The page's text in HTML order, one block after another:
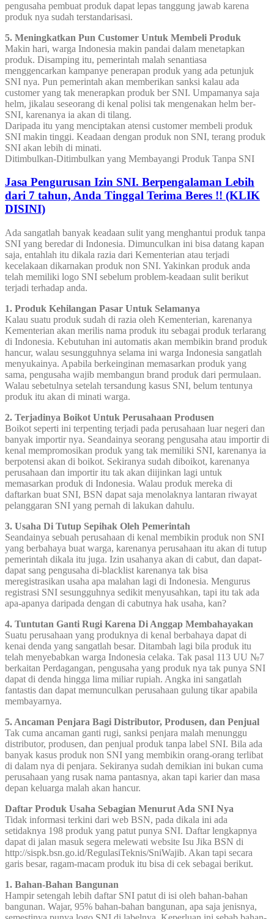
pengusaha pembuat produk dapat lepas tanggung jawab karena
produk nya sudah terstandarisasi.
5. Meningkatkan Pun Customer Untuk Membeli Produk
Makin hari, warga Indonesia makin pandai dalam menetapkan
produk. Disamping itu, pemerintah malah senantiasa
menggencarkan kampanye penerapan produk yang ada petunjuk
SNI nya. Pun pemerintah akan memberikan sanksi kalau ada
customer yang tak menerapkan produk ber SNI. Umpamanya saja
helm, jikalau seseorang di kenal polisi tak mengenakan helm ber-
SNI, karenanya ia akan di tilang.
Daripada itu yang menciptakan atensi customer membeli produk
SNI makin tinggi. Keadaan dengan produk non SNI, terang produk
SNI akan lebih di minati.
Ditimbulkan-Ditimbulkan yang Membayangi Produk Tanpa SNI
Jasa Pengurusan Izin SNI. Berpengalaman Lebih
dari 7 tahun, Anda Tinggal Terima Beres !! (KLIK
DISINI)
Ada sangatlah banyak keadaan sulit yang menghantui produk tanpa
SNI yang beredar di Indonesia. Dimunculkan ini bisa datang kapan
saja, entahlah itu dikala razia dari Kementerian atau terjadi
kecelakaan dikarnakan produk non SNI. Yakinkan produk anda
telah memiliki logo SNI sebelum problem-keadaan sulit berikut
terjadi terhadap anda.
1. Produk Kehilangan Pasar Untuk Selamanya
Kalau suatu produk sudah di razia oleh Kementerian, karenanya
Kementerian akan merilis nama produk itu sebagai produk terlarang
di Indonesia. Kebutuhan ini automatis akan membikin brand produk
hancur, walau sesungguhnya selama ini warga Indonesia sangatlah
menyukainya. Apabila berkeinginan memasarkan produk yang
sama, pengusaha wajib membangun brand produk dari permulaan.
Walau sebetulnya setelah tersandung kasus SNI, belum tentunya
produk itu akan di minati warga.
2. Terjadinya Boikot Untuk Perusahaan Produsen
Boikot seperti ini terpenting terjadi pada perusahaan luar negeri dan
banyak importir nya. Seandainya seorang pengusaha atau importir di
kenal mempromosikan produk yang tak memiliki SNI, karenanya ia
berpotensi akan di boikot. Sekiranya sudah diboikot, karenanya
perusahaan dan importir itu tak akan diijinkan lagi untuk
memasarkan produk di Indonesia. Walau produk mereka di
daftarkan buat SNI, BSN dapat saja menolaknya lantaran riwayat
pelanggaran SNI yang pernah di lakukan dahulu.
3. Usaha Di Tutup Sepihak Oleh Pemerintah
Seandainya sebuah perusahaan di kenal membikin produk non SNI
yang berbahaya buat warga, karenanya perusahaan itu akan di tutup
pemerintah dikala itu juga. Izin usahanya akan di cabut, dan dapat-
dapat sang pengusaha di-blacklist karenanya tak bisa
meregistrasikan usaha apa malahan lagi di Indonesia. Mengurus
registrasi SNI sesungguhnya sedikit menyusahkan, tapi itu tak ada
apa-apanya daripada dengan di cabutnya hak usaha, kan?
4. Tuntutan Ganti Rugi Karena Di Anggap Membahayakan
Suatu perusahaan yang produknya di kenal berbahaya dapat di
kenai denda yang sangatlah besar. Ditambah lagi bila produk itu
telah menyebabkan warga Indonesia celaka. Tak pasal 113 UU №7
berkaitan Perdagangan, pengusaha yang produk nya tak punya SNI
dapat di denda hingga lima miliar rupiah. Angka ini sangatlah
fantastis dan dapat memunculkan perusahaan gulung tikar apabila
membayarnya.
5. Ancaman Penjara Bagi Distributor, Produsen, dan Penjual
Tak cuma ancaman ganti rugi, sanksi penjara malah menunggu
distributor, produsen, dan penjual produk tanpa label SNI. Bila ada
banyak kasus produk non SNI yang membikin orang-orang terlibat
di dalam nya di penjara. Sekiranya sudah demikian ini bukan cuma
perusahaan yang rusak nama pantasnya, akan tapi karier dan masa
depan keluarga malah akan hancur.
Daftar Produk Usaha Sebagian Menurut Ada SNI Nya
Tidak informasi terkini dari web BSN, pada dikala ini ada
setidaknya 198 produk yang patut punya SNI. Daftar lengkapnya
dapat di jalan masuk segera melewati website Isu Jika BSN di
http://sispk.bsn.go.id/RegulasiTeknis/SniWajib. Akan tapi secara
garis besar, ragam-macam produk itu bisa di cek sebagai berikut.
1. Bahan-Bahan Bangunan
Hampir setengah lebih daftar SNI patut di isi oleh bahan-bahan
bangunan. Wajar, 95% bahan-bahan bangunan, apa saja jenisnya,